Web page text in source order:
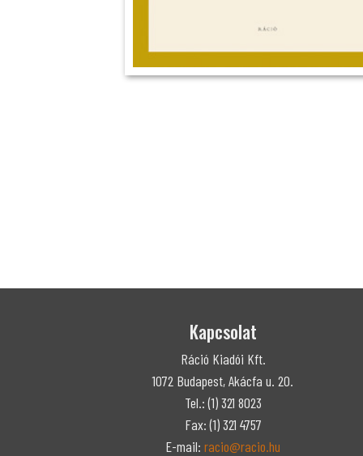
Kapcsolat
Ráció Kiadói Kft.
1072 Budapest, Akácfa u. 20.
Tel.: (1) 321 8023
Fax: (1) 321 4757
E-mail: racio@racio.hu